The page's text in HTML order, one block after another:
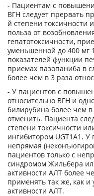
- Пациентам с
ВГН следует прервать
й степени токсичности
польза от
гепатотоксичности,
уменьшенной до 400 мг
показателей функции
приемах пазопаниба в
более чем в 3 раза
- У пациентов с
относительно ВГН и
билирубина более чем
отменить. Пациента
степени токсичности
ингибитором UGT1A1.
непрямая
пациентов только с
синдромом Жильбера
активности АЛТ более
применять так же, как
активности АЛТ.